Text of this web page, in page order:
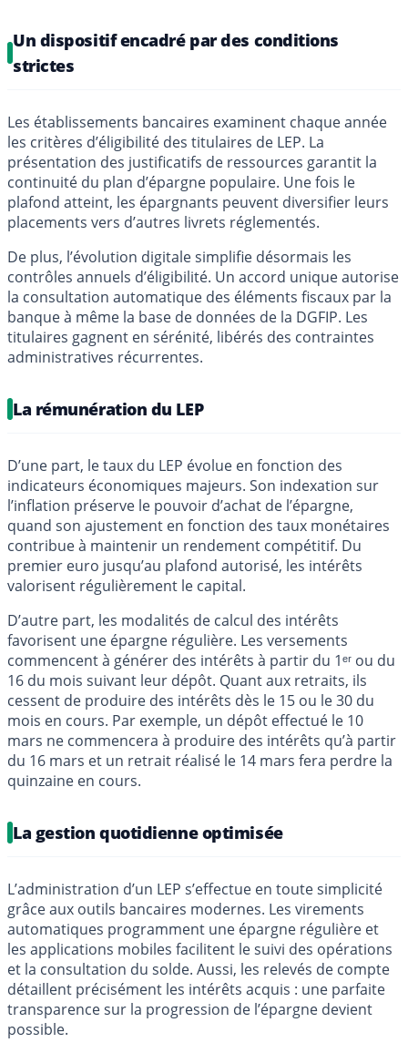
Un dispositif encadré par des conditions
strictes
Les établissements bancaires examinent chaque année
les critères d’éligibilité des titulaires de LEP. La
présentation des justificatifs de ressources garantit la
continuité du plan d’épargne populaire. Une fois le
plafond atteint, les épargnants peuvent diversifier leurs
placements vers d’autres livrets réglementés.
De plus, l’évolution digitale simplifie désormais les
contrôles annuels d’éligibilité. Un accord unique autorise
la consultation automatique des éléments fiscaux par la
banque à même la base de données de la DGFIP. Les
titulaires gagnent en sérénité, libérés des contraintes
administratives récurrentes.
La rémunération du LEP
D’une part, le taux du LEP évolue en fonction des
indicateurs économiques majeurs. Son indexation sur
l’inflation préserve le pouvoir d’achat de l’épargne,
quand son ajustement en fonction des taux monétaires
contribue à maintenir un rendement compétitif. Du
premier euro jusqu’au plafond autorisé, les intérêts
valorisent régulièrement le capital.
D’autre part, les modalités de calcul des intérêts
favorisent une épargne régulière. Les versements
commencent à générer des intérêts à partir du 1ᵉʳ ou du
16 du mois suivant leur dépôt. Quant aux retraits, ils
cessent de produire des intérêts dès le 15 ou le 30 du
mois en cours. Par exemple, un dépôt effectué le 10
mars ne commencera à produire des intérêts qu’à partir
du 16 mars et un retrait réalisé le 14 mars fera perdre la
quinzaine en cours.
La gestion quotidienne optimisée
L’administration d’un LEP s’effectue en toute simplicité
grâce aux outils bancaires modernes. Les virements
automatiques programment une épargne régulière et
les applications mobiles facilitent le suivi des opérations
et la consultation du solde. Aussi, les relevés de compte
détaillent précisément les intérêts acquis : une parfaite
transparence sur la progression de l’épargne devient
possible.